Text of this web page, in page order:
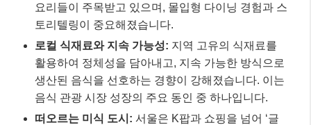
요리들이 주목받고 있으며, 몰입형 다이닝 경험과 스
토리텔링이 중요해졌습니다.
로컬 식재료와 지속 가능성: 지역 고유의 식재료를
활용하여 정체성을 담아내고, 지속 가능한 방식으로
생산된 음식을 선호하는 경향이 강해졌습니다. 이는
음식 관광 시장 성장의 주요 동인 중 하나입니다.
떠오르는 미식 도시: 서울은 K팝과 쇼핑을 넘어 ‘글